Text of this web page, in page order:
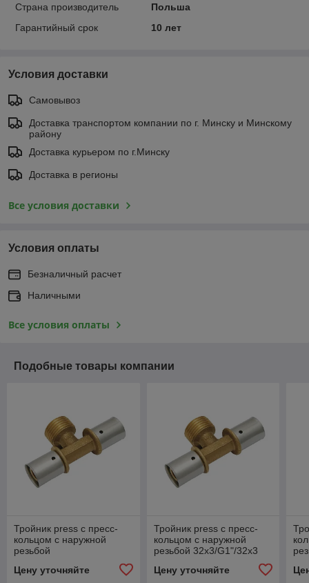
Страна производитель
Польша
Гарантийный срок
10 лет
Условия доставки
Самовывоз
Доставка транспортом компании по г. Минску и Минскому
району
Доставка курьером по г.Минску
Доставка в регионы
Все условия доставки
Условия оплаты
Безналичный расчет
Наличными
Все условия оплаты
Подобные товары компании
Тройник press с пресс-
кольцом с наружной
резьбой
Цену уточняйте
Тройник press с пресс-
кольцом с наружной
резьбой 32х3/G1"/32х3
Цену уточняйте